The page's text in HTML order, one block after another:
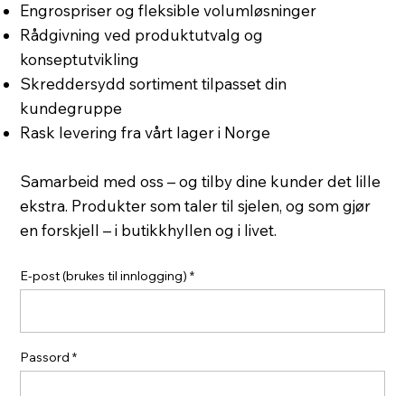
Engrospriser og fleksible volumløsninger
Rådgivning ved produktutvalg og
konseptutvikling
Skreddersydd sortiment tilpasset din
kundegruppe
Rask levering fra vårt lager i Norge
Samarbeid med oss – og tilby dine kunder det lille
ekstra. Produkter som taler til sjelen, og som gjør
en forskjell – i butikkhyllen og i livet.
E-post (brukes til innlogging)
Passord